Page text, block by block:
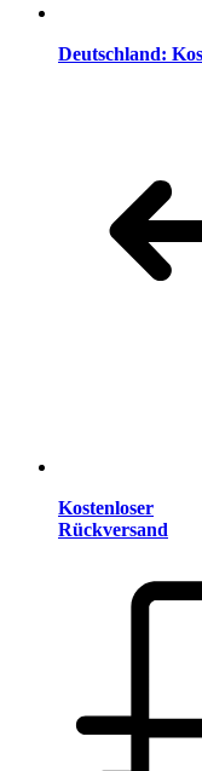
Deutschland:
Kostenloser
Rückversand